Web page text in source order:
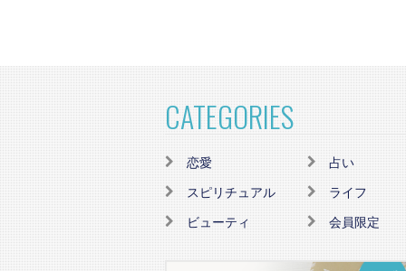
CATEGORIES
恋愛 占い
スピリチュアル ライフ
ビューティ 会員限定